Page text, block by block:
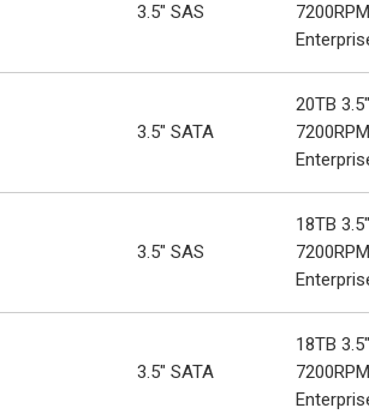
3.5" SAS
3.5" SATA
20TB
3.5" SAS
18TB
3.5" SATA
18TB